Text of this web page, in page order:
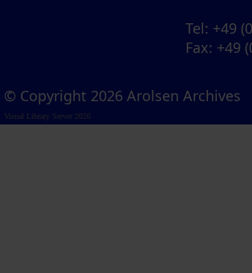
Tel: +49
Fax: +49
© Copyright 2026 Arolsen Archives
Visual Library Server 2026